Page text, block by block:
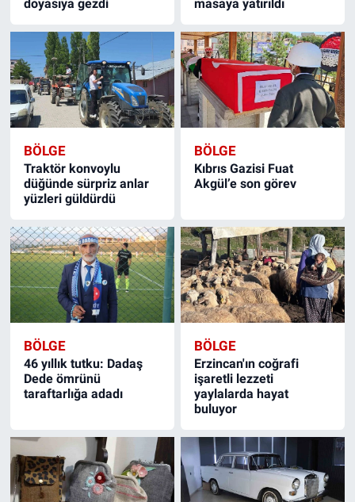
doyasıya gezdi masaya yatırıldı
BÖLGE
Traktör konvoylu
düğünde sürpriz anlar
yüzleri güldürdü
BÖLGE
Kıbrıs Gazisi Fuat
Akgül’e son görev
BÖLGE
46 yıllık tutku: Dadaş
Dede ömrünü
taraftarlığa adadı
BÖLGE
Erzincan'ın coğrafi
işaretli lezzeti
yaylalarda hayat
buluyor